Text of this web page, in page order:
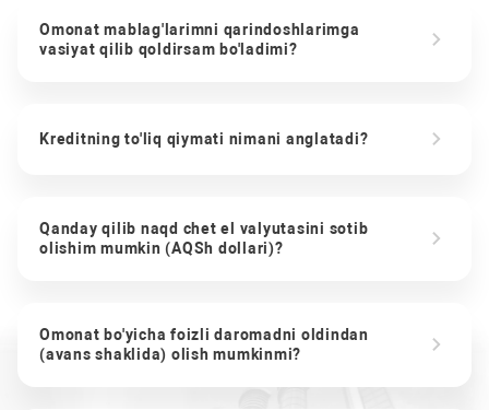
Omonat mablag'larimni qarindoshlarimga
vasiyat qilib qoldirsam bo'ladimi?
Kreditning to'liq qiymati nimani anglatadi?
Qanday qilib naqd chet el valyutasini sotib
olishim mumkin (AQSh dollari)?
Omonat bo'yicha foizli daromadni oldindan
(avans shaklida) olish mumkinmi?